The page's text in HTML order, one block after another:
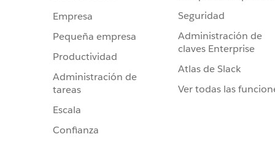
Empresa
Pequeña empresa
Productividad
Administración de
tareas
Escala
Confianza
Seguridad
Administración de
claves Enterprise
Atlas de Slack
Ver todas las